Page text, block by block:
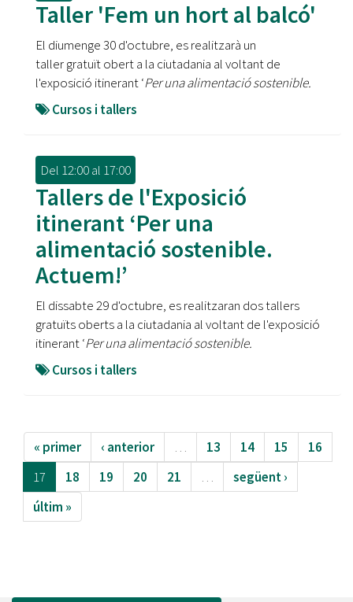
Taller 'Fem un hort al balcó'
El diumenge 30 d'octubre, es realitzarà un
taller gratuït obert a la ciutadania al voltant de
l'exposició itinerant ‘Per una alimentació sostenible.
Cursos i tallers
Del 12:00al 17:00
Tallers de l'Exposició
itinerant ‘Per una
alimentació sostenible.
Actuem!’
El dissabte 29 d'octubre, es realitzaran dos tallers
gratuïts oberts a la ciutadania al voltant de l'exposició
itinerant ‘Per una alimentació sostenible.
Cursos i tallers
« primer ‹ anterior … 13 14 15
16
17
18 19 20 21 …
següent ›
últim »